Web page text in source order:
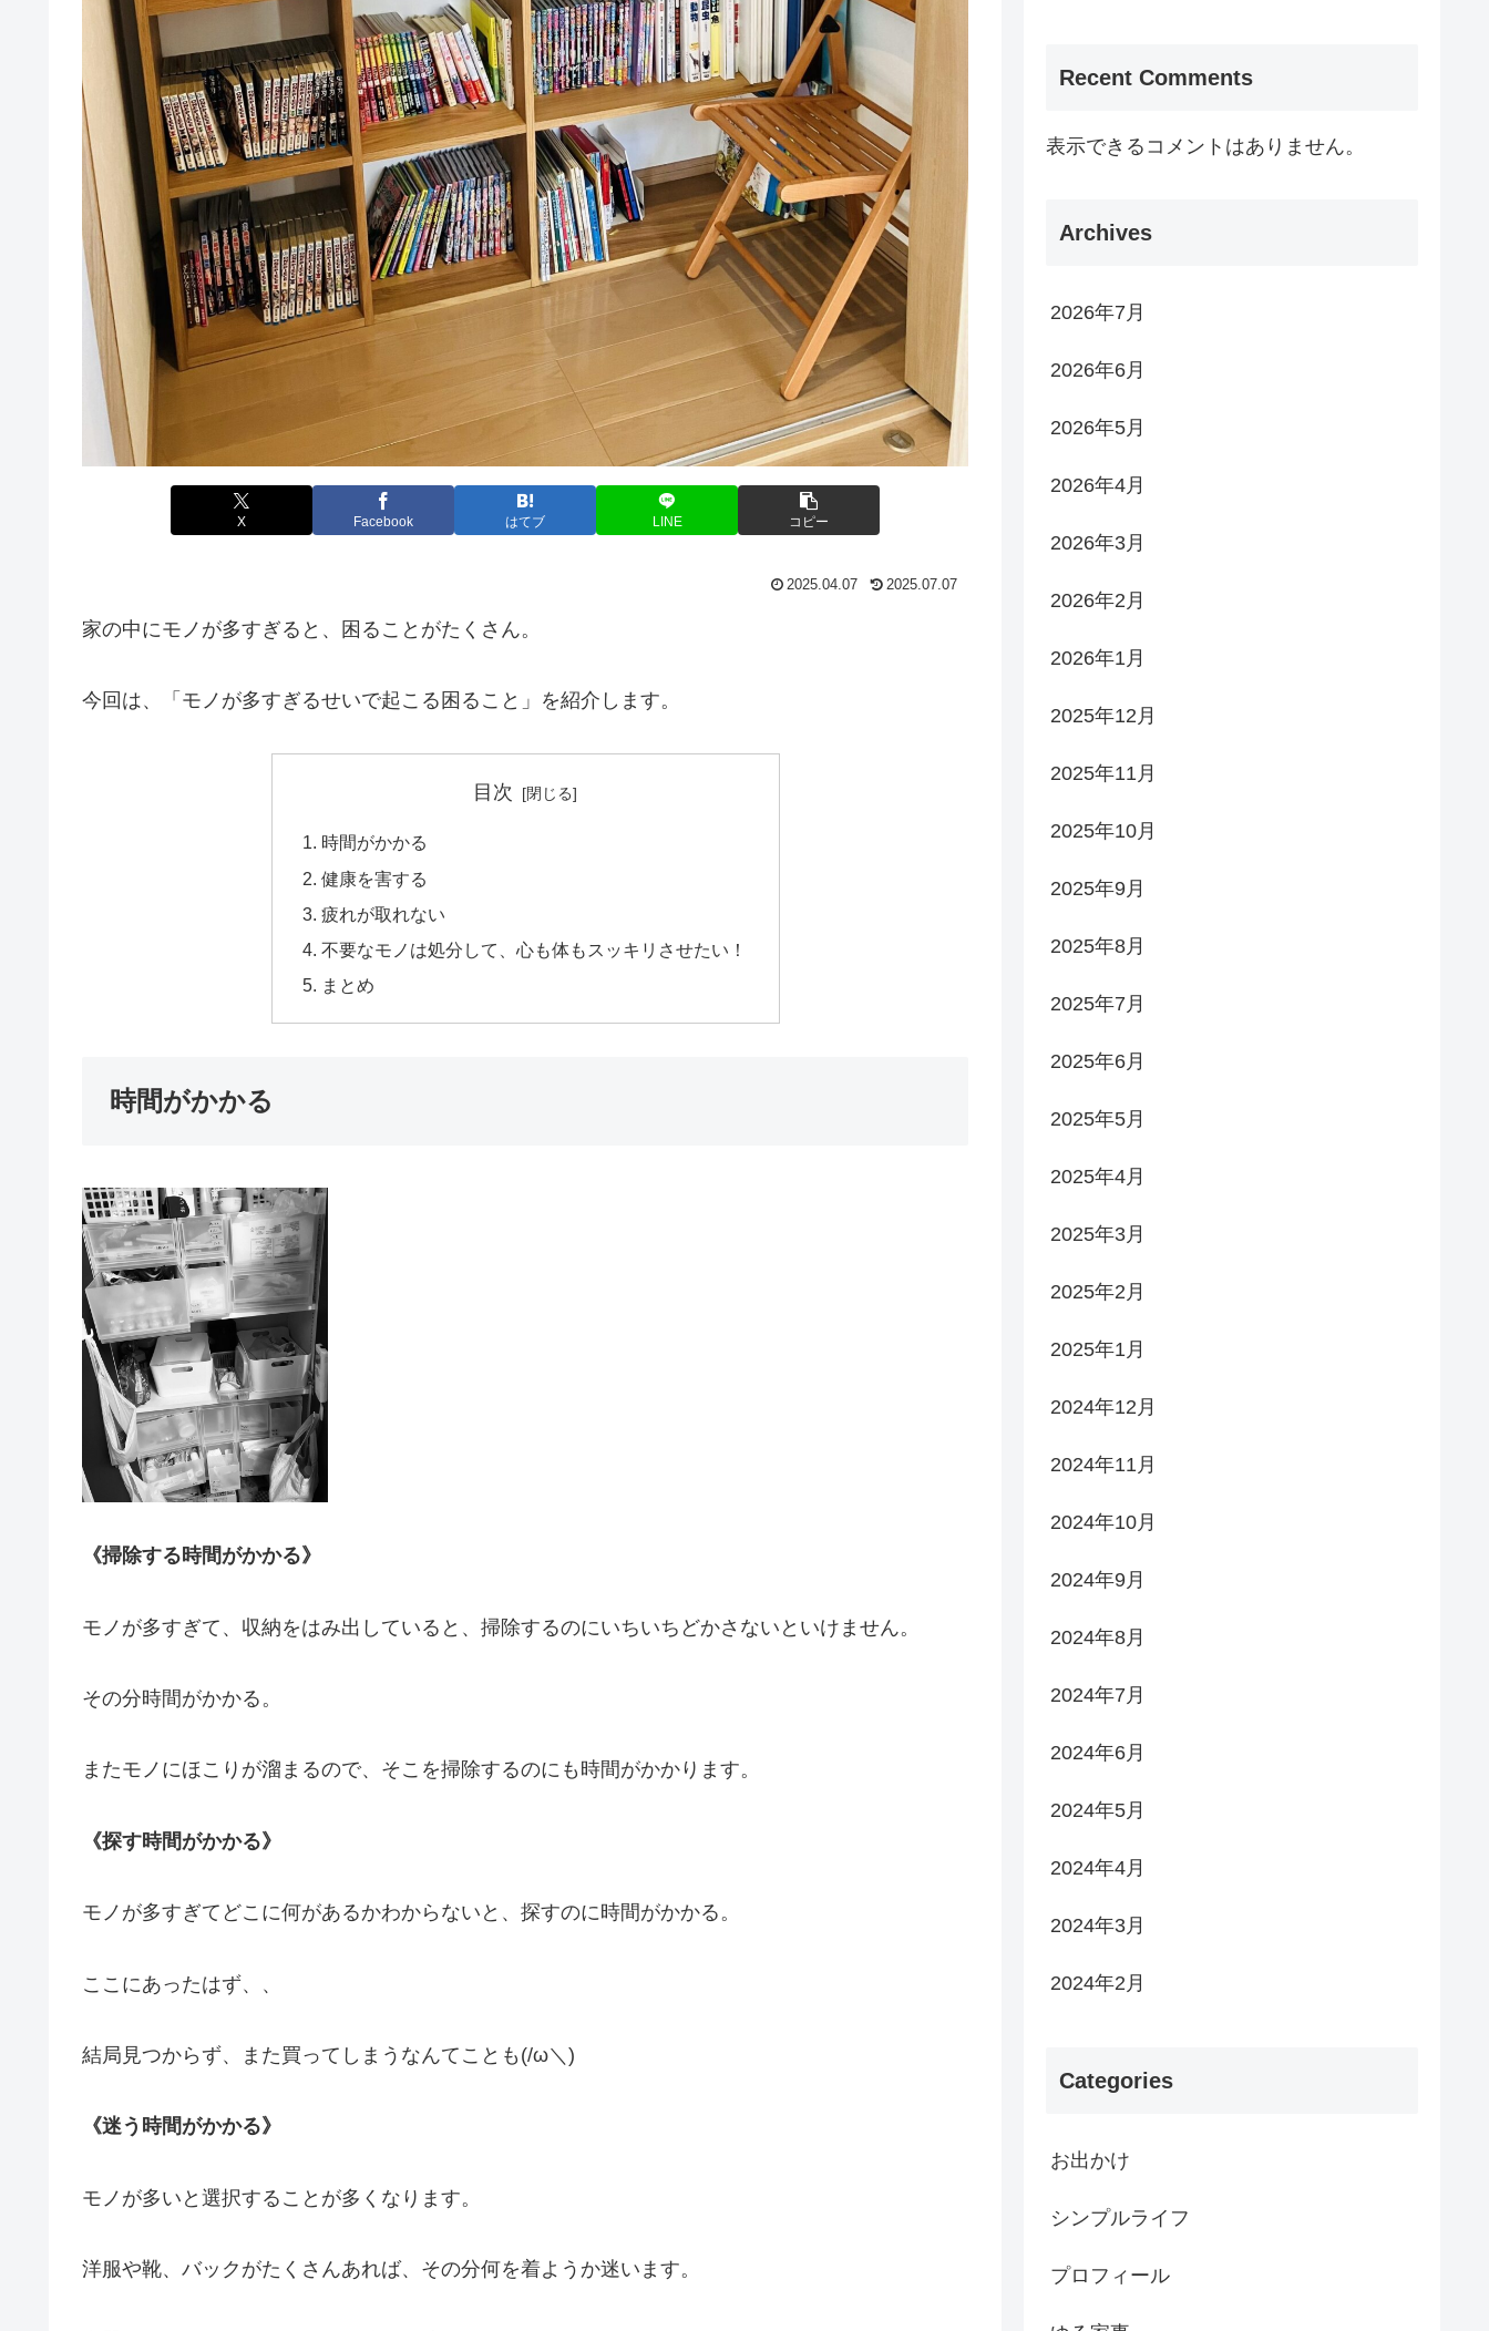
X Facebook はてブ LINE コピー
2025.04.07 2025.07.07
家の中にモノが多すぎると、困ることがたくさん。
今回は、「モノが多すぎるせいで起こる困ること」を紹介します。
目次
時間がかかる
健康を害する
疲れが取れない
不要なモノは処分して、心も体もスッキリさせたい！
まとめ
時間がかかる
《掃除する時間がかかる》
モノが多すぎて、収納をはみ出していると、掃除するのにいちいちどかさないといけません。
その分時間がかかる。
またモノにほこりが溜まるので、そこを掃除するのにも時間がかかります。
《探す時間がかかる》
モノが多すぎてどこに何があるかわからないと、探すのに時間がかかる。
ここにあったはず、、
結局見つからず、また買ってしまうなんてことも(/ω＼)
《迷う時間がかかる》
モノが多いと選択することが多くなります。
洋服や靴、バックがたくさんあれば、その分何を着ようか迷います。
Recent Comments
表示できるコメントはありません。
Archives
2026年7月
2026年6月
2026年5月
2026年4月
2026年3月
2026年2月
2026年1月
2025年12月
2025年11月
2025年10月
2025年9月
2025年8月
2025年7月
2025年6月
2025年5月
2025年4月
2025年3月
2025年2月
2025年1月
2024年12月
2024年11月
2024年10月
2024年9月
2024年8月
2024年7月
2024年6月
2024年5月
2024年4月
2024年3月
2024年2月
Categories
お出かけ
シンプルライフ
プロフィール